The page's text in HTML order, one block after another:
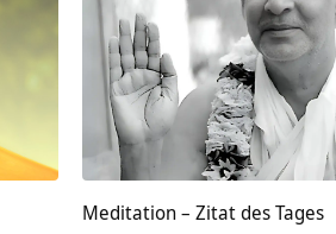
Meditation – Zitat des Tages